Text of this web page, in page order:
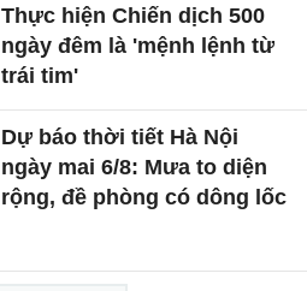
Thực hiện Chiến dịch 500
ngày đêm là 'mệnh lệnh từ
trái tim'
Dự báo thời tiết Hà Nội
ngày mai 6/8: Mưa to diện
rộng, đề phòng có dông lốc